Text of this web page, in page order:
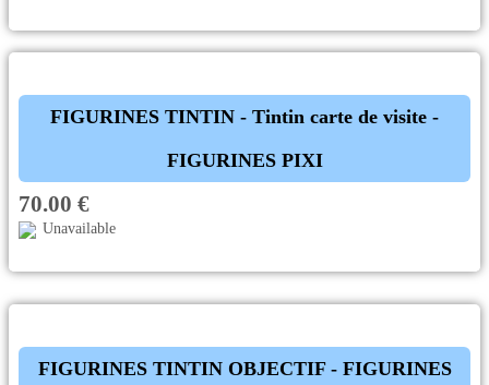
FIGURINES TINTIN - Tintin carte de visite -
FIGURINES PIXI
70.00 €
Unavailable
FIGURINES TINTIN OBJECTIF - FIGURINES